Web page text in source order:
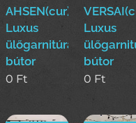
AHSEN(cur)
Luxus
ülőgarnitúra
bútor
0 Ft
Luxus
bútor
0 Ft